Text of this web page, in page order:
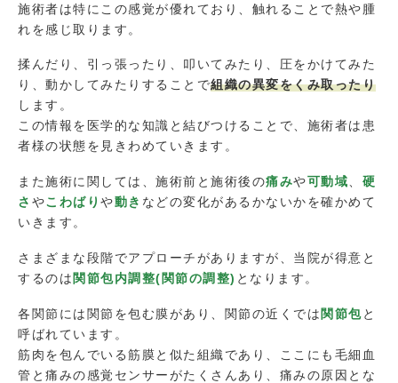
施術者は特にこの感覚が優れており、触れることで熱や腫
れを感じ取ります。
揉んだり、引っ張ったり、叩いてみたり、圧をかけてみた
り、動かしてみたりすることで組織の異変をくみ取ったり
します。
この情報を医学的な知識と結びつけることで、施術者は患
者様の状態を見きわめていきます。
また施術に関しては、施術前と施術後の痛みや可動域
硬
さ やこわばり や動き などの変化があるかないかを確かめて
いきます。
さまざまな段階でアプローチがありますが、当院が得意と
するのは 関節包内調整(関節の調整) となります。
各関節には関節を包む膜があり、関節の近くでは 関節包と
呼ばれています。
筋肉を包んでいる筋膜と似た組織であり、ここにも毛細血
管と痛みの感覚センサーがたくさんあり、痛みの原因とな